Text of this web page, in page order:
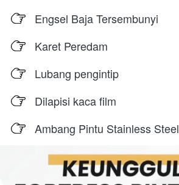
Engsel Baja Tersembunyi
Karet Peredam
Lubang pengintip
Dilapisi kaca film
Ambang Pintu Stainless Steel